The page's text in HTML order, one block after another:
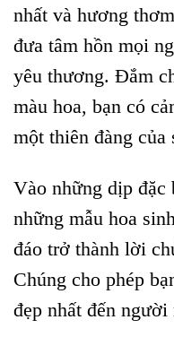
nhất và hương
đưa tâm hồn mọi
yêu thương. Đắm
màu hoa, bạn có
một thiên đàng của
Vào những dịp đặc
những mẫu hoa
đáo trở thành lời
Chúng cho phép
đẹp nhất đến người